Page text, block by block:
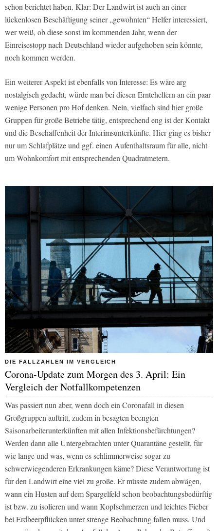
schon berichtet haben. Klar: Der Landwirt ist auch an einer
lückenlosen Beschäftigung seiner „gewohnten“ Helfer interessiert,
wer weiß, ob diese sonst im kommenden Jahr, wenn der
Einreisestopp nach Deutschland wieder aufgehoben sein könnte,
noch kommen werden.
Ein weiterer Aspekt ist ebenfalls von Interesse: Es wäre arg
nostalgisch gedacht, würde man bei diesen Erntehelfern an ein paar
wenige Personen pro Hof denken. Nein, vielfach sind hier große
Gruppen für große Betriebe tätig, entsprechend eng ist der Kontakt
und die Beschaffenheit der Interimsunterkünfte. Hier ging es bisher
nur um Schlafplätze und ggf. einen Aufenthaltsraum für alle, nicht
um Wohnkomfort mit entsprechenden Quadratmetern.
DIE FALLZAHLEN IM VERGLEICH
Corona-Update zum Morgen des 3. April: Ein
Vergleich der Notfallkompetenzen
Was passiert nun aber, wenn doch ein Coronafall in diesen
Großgruppen auftritt, zudem in besagten beengten
Saisonarbeiterunterkünften mit allen Infektionsbefürchtungen?
Werden dann alle Untergebrachten unter Quarantäne gestellt, für
wie lange und was, wenn es schlimmerweise sogar zu
schwerwiegenderen Erkrankungen käme? Diese Verantwortung ist
für den Landwirt eine viel zu große. Er müsste zudem abwägen,
wann ein Husten auf dem Spargelfeld schon beobachtungsbedürftig
ist bzw. zu isolieren und wann Kopfschmerzen und leichtes Fieber
bei Erdbeerpflücken unter strenge Beobachtung fallen muss. Und